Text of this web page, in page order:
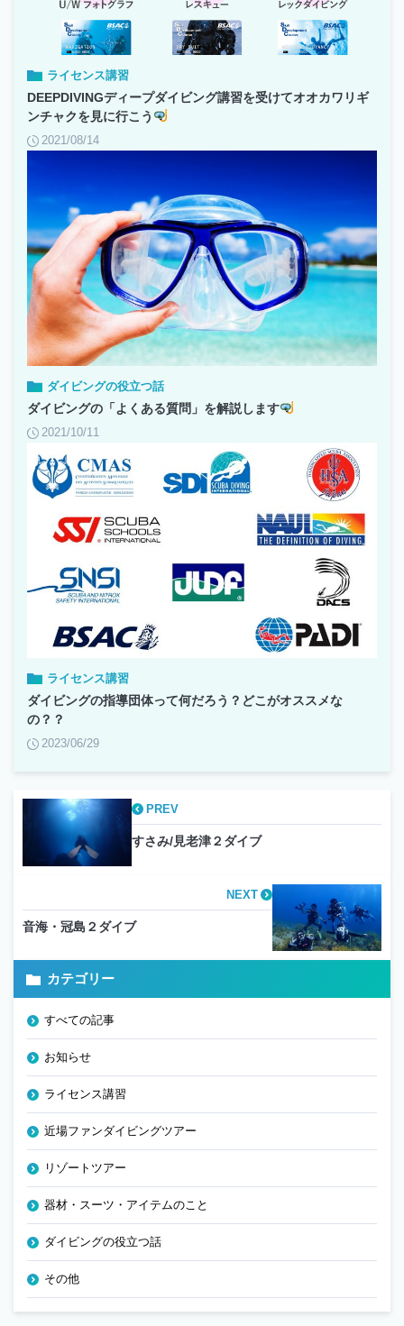
ライセンス講習
DEEPDIVINGディープダイビング講習を受けてオオカワリギ
ンチャクを見に行こう
2021/08/14
ダイビングの役立つ話
ダイビングの「よくある質問」を解説します
2021/10/11
ライセンス講習
ダイビングの指導団体って何だろう？どこがオススメな
の？？
2023/06/29
PREV
すさみ/見老津２ダイブ
NEXT
音海・冠島２ダイブ
カテゴリー
すべての記事
お知らせ
ライセンス講習
近場ファンダイビングツアー
リゾートツアー
器材・スーツ・アイテムのこと
ダイビングの役立つ話
その他